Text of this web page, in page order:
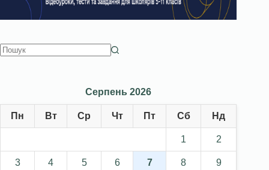
Серпень 2026
Пн Вт Ср Чт Пт Сб Нд
1 2
3 4 5 6 7 8 9